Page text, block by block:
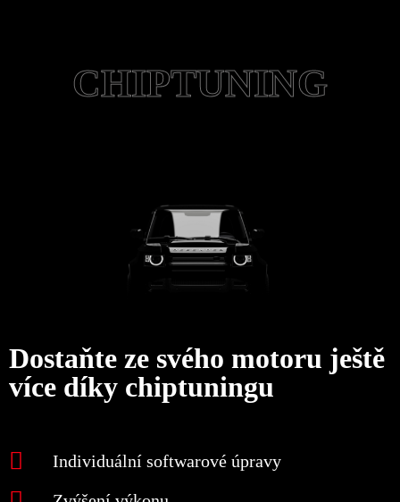
CHIPTUNING
Dostaňte ze svého motoru ještě
více díky chiptuningu
Individuální softwarové úpravy